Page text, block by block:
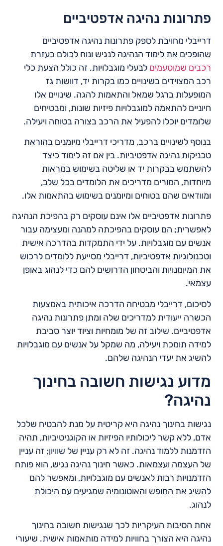
פתרונות נהיגה אדפטיביים
דרייבלי מחויבת לספק פתרונות נהיגה אדפטיביים
שהופכים את לימוד הנהיגה לנגיש ונוח לכולם בעזרת
רכבים שמוטעמים לבעלי מוגבלויות. זה כולל הצעת כלי
רכב המצוידים בשינויים כמו בקרות יד, דוושות גז
המופעלות ברגל שמאל והתאמות להגה. שינויים אלו
חיוניים להתאמה למוגבלויות פיזיות שונות, ומבטיחים
שלומדים יוכלו להפעיל את הרכב בצורה בטוחה ויעילה.
בנוסף לשינויים ברכב, מדריכי דרייבלי מיומנים בהוראת
טכניקות נהיגה אדפטיביות. בין אם זה לימוד כיצד
להשתמש בבקרות יד או שליטה בשימוש במראות
מיוחדות, המורים מדריכים את הלומדים בכל שלב,
ומוודאים שהם בטוחים ומיומנים בשימוש בהתאמות אלו.
פתרונות אדפטיביים אלו אינם עוסקים רק בהפיכת הנהיגה
לאפשרית; הם עוסקים בהפיכתה למהנה ומעצימה עבור
אנשים עם מוגבלויות. על ידי התמקדות בהדרכה אישית
וטכנולוגיות אדפטיביות, דרייבלי מסייעת ללומדים לרכוש
את המיומנויות והביטחון הדרושים להם כדי לנהוג באופן
עצמאי.
לסיכום, דרייבלי מבטיחה הדרכה איכותית באמצעות
הכשרה ייעודית למדריכים שלה ומתן פתרונות נהיגה
אדפטיביים. שילוב זה של מומחיות וציוד יוצר סביבת
למידה תומכת ויעילה, מה שמקל על אנשים עם מוגבלויות
להשיג את יעדי הנהיגה שלהם.
מדוע נגישות חשובה בחינוך
נהיגה?
נגישות בחינוך נהיגה היא קריטית על מנת להבטיח שלכל
אדם, ללא קשר ליכולותיו הפיזיות או הקוגניטיביות, תהיה
הזדמנות ללמוד נהיגה. זה לא רק עניין של שוויון; זה עניין
של העצמה ועצמאות. כאשר חינוך נהיגה נגיש, הוא פותח
הזדמנויות רבות לאנשים עם מוגבלויות, ומאפשר להם
להשיג את החופש והאוטונומיה שמגיעים עם היכולת
לנהוג.
אחת הסיבות העיקריות לכך שנגישות חשובה בחינוך
נהיגה היא הצורך בחוויות למידה מותאמות אישית. שיעורי